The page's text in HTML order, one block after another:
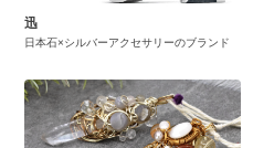
迅
日本石×シルバーアクセサリーのブランド